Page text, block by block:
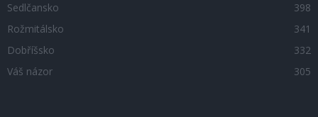
Sedlčansko
398
Rožmitálsko
341
Dobříšsko
332
Váš názor
305